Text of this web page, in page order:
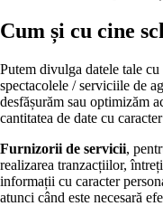
Cum și cu cine
Putem divulga datele tale
spectacolele / serviciile de
desfășurăm sau optimizăm
cantitatea de date cu
Furnizorii de servicii,
realizarea tranzacțiilor,
informații cu caracter
atunci când este necesară